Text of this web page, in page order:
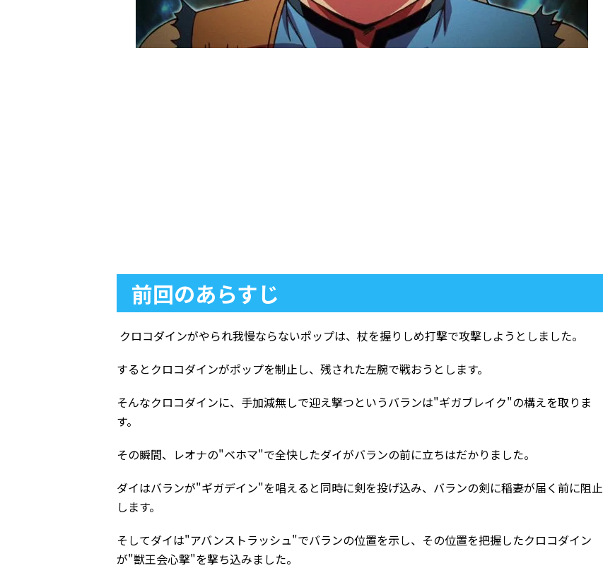
前回のあらすじ
クロコダインがやられ我慢ならないポップは、杖を握りしめ打撃で攻撃しようとしました。
するとクロコダインがポップを制止し、残された左腕で戦おうとします。
そんなクロコダインに、手加減無しで迎え撃つというバランは"ギガブレイク"の構えを取りま
す。
その瞬間、レオナの"ベホマ"で全快したダイがバランの前に立ちはだかりました。
ダイはバランが"ギガデイン"を唱えると同時に剣を投げ込み、バランの剣に稲妻が届く前に阻止
します。
そしてダイは"アバンストラッシュ"でバランの位置を示し、その位置を把握したクロコダイン
が"獣王会心撃"を撃ち込みました。